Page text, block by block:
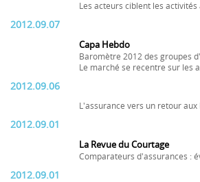
Les acteurs ciblent les activités
2012.09.07
Capa Hebdo
Baromètre 2012 des groupes
Le marché se recentre sur les
2012.09.06
L'assurance vers un retour aux
2012.09.01
La Revue du Courtage
Comparateurs d'assurances :
2012.09.01